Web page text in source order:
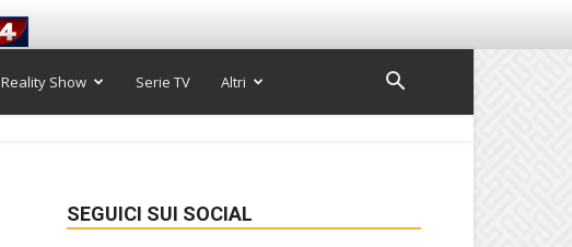
Reality Show Serie TV Altri
SEGUICI SUI SOCIAL